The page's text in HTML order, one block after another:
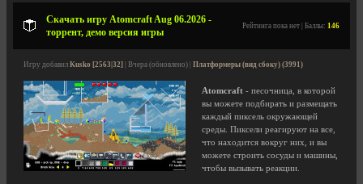
Скачать игру Atomcraft Aug 06.2026 -
торрент, демо версия игры
Рейтинга пока нет | Баллы: 146
Игру добавил Kusko [2563|32] | Вчера (обновлено) | Платформеры (вид сбоку) (3991)
Atomcraft - песочница, в которой
вы можете подбирать и размещать
каждый пиксель окружающей
среды. Пиксели реагируют на все,
что находится вокруг них, и вы
можете строить сосуды и машины,
чтобы вызывать реакции.